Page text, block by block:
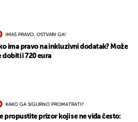
IMAŠ PRAVO, OSTVARI GA!
ima pravo na inkluzivni dodatak? Može
dobiti i 720 eura
KAKO GA SIGURNO PROMATRATI?
propustite prizor koji se ne viđa često: